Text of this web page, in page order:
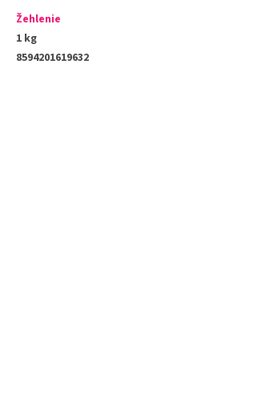
Žehlenie
1 kg
8594201619632